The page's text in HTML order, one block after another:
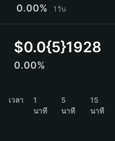
ภาษาไทย
हिन्दी
Español
Português (Brasil)
0.00%
1วัน
$0.0{5}1928
0.00%
เวลา
1
นาที
5
นาที
15
นาที